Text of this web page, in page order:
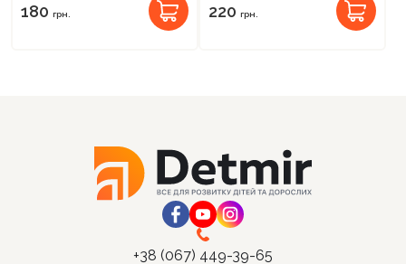
180 грн. 220 грн.
+38 (067) 449-39-65